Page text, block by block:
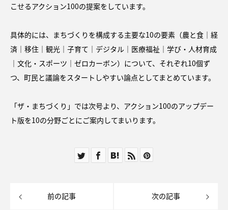
こせるアクション100の提案をしています。
具体的には、まちづくりを構成する主要な10の要素（農と食｜経
済｜移住｜観光｜子育て｜デジタル｜医療福祉｜学び・人材育成
｜文化・スポーツ｜ゼロカーボン）について、それぞれ10個ず
つ、町民と議論をスタートしやすい論点としてまとめています。
「ザ・まちづくり」では次号より、アクション100のアップデー
ト版を10の分野ごとにご案内してまいります。
前の記事 次の記事